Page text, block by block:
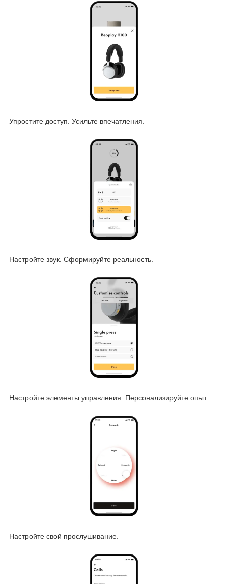
Упростите доступ. Усильте впечатления.
Настройте звук. Сформируйте реальность.
Настройте элементы управления. Персонализируйте опыт.
Настройте свой прослушивание.